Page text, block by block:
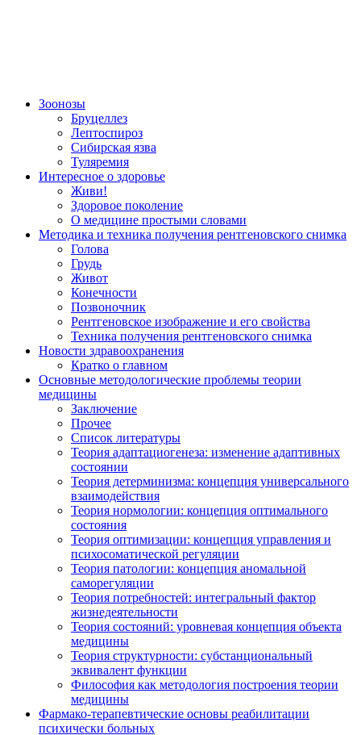
Зоонозы
Бруцеллез
Лептоспироз
Сибирская язва
Туляремия
Интересное о здоровье
Живи!
Здоровое поколение
О медицине простыми словами
Методика и техника получения рентгеновского снимка
Голова
Грудь
Живот
Конечности
Позвоночник
Рентгеновское изображение и его свойства
Техника получения рентгеновского снимка
Новости здравоохранения
Кратко о главном
Основные методологические проблемы теории
медицины
Заключение
Прочее
Список литературы
Теория адаптациогенеза: изменение адаптивных
состоянии
Теория детерминизма: концепция универсального
взаимодействия
Теория нормологии: концепция оптимального
состояния
Теория оптимизации: концепция управления и
психосоматической регуляции
Теория патологии: концепция аномальной
саморегуляции
Теория потребностей: интегральный фактор
жизнедеятельности
Теория состояний: уровневая концепция объекта
медицины
Теория структурности: субстанциональный
эквивалент функции
Философия как методология построения теории
медицины
Фармако-терапевтические основы реабилитации
психически больных